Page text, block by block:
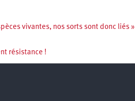
vivantes, nos sorts sont donc liés »
résistance !